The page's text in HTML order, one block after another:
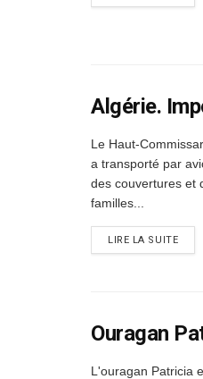
Algérie.
Le Haut-
a transporté par
des couvertures et
familles...
LIRE LA SUITE
Ouragan
L'ouragan Patricia